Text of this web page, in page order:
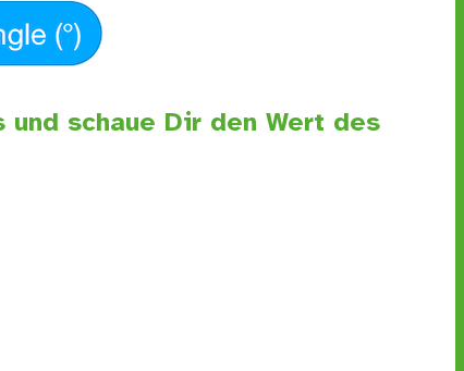
und schaue Dir den Wert des